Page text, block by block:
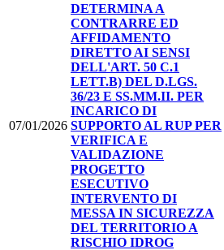
07/01/2026
DETERMINA A
CONTRARRE ED
AFFIDAMENTO
DIRETTO AI SENSI
DELL'ART. 50 C.1
LETT.B) DEL D.LGS.
36/23 E SS.MM.II. PER
INCARICO DI
SUPPORTO AL RUP PER
VERIFICA E
VALIDAZIONE
PROGETTO
ESECUTIVO
INTERVENTO DI
MESSA IN SICUREZZA
DEL TERRITORIO A
RISCHIO IDROG